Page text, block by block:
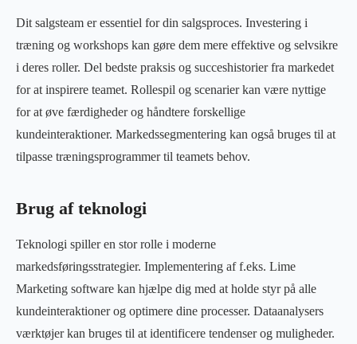
Dit salgsteam er essentiel for din salgsproces. Investering i
træning og workshops kan gøre dem mere effektive og selvsikre
i deres roller. Del bedste praksis og succeshistorier fra markedet
for at inspirere teamet. Rollespil og scenarier kan være nyttige
for at øve færdigheder og håndtere forskellige
kundeinteraktioner. Markedssegmentering kan også bruges til at
tilpasse træningsprogrammer til teamets behov.
Brug af teknologi
Teknologi spiller en stor rolle i moderne
markedsføringsstrategier. Implementering af f.eks. Lime
Marketing software kan hjælpe dig med at holde styr på alle
kundeinteraktioner og optimere dine processer. Dataanalysers
værktøjer kan bruges til at identificere tendenser og muligheder.